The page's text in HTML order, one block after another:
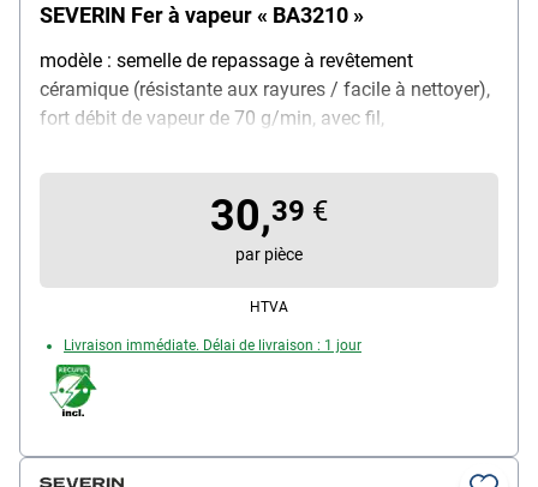
SEVERIN Fer à vapeur « BA3210 »
modèle : semelle de repassage à revêtement
céramique (résistante aux rayures / facile à nettoyer),
fort débit de vapeur de 70 g/min, avec fil,
autonettoyant / système anticalcaire, poids : 1,3 kg,
couleur : violet / blanc, dimensions (l/p/h) : 30,5 /
12,5 / 16 cm, contenu de la livraison : fer à repasser à
30,39 €
par pièce
HTVA
Livraison immédiate. Délai de livraison : 1 jour